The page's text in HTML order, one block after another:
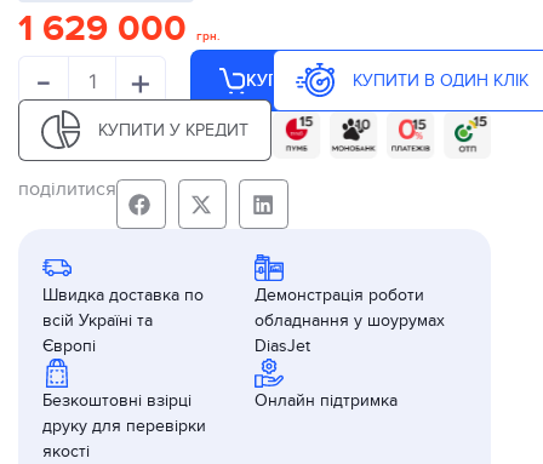
1 629 000 грн.
- + КУПИТИ КУПИТИ В ОДИН КЛІК
КУПИТИ У КРЕДИТ
поділитися
Швидка доставка по
всій Україні та
Європі
Демонстрація роботи
обладнання у шоурумах
DiasJet
Безкоштовні взірці
друку для перевірки
якості
Онлайн підтримка